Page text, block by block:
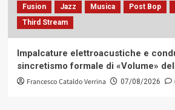
Fusion
Jazz Musica Post Bop
Third Stream
Impalcature elettroacustiche e
sincretismo formale di «Volume»
Francesco Cataldo Verrina 07/08/2026